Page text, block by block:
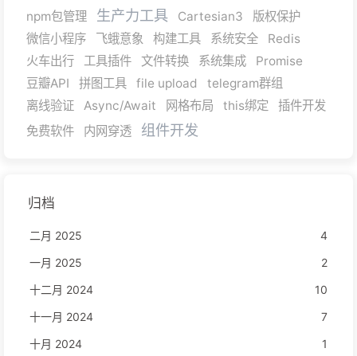
npm包管理
生产力工具 Cartesian3
版权保护
微信小程序
飞蛾意象 构建工具 系统安全
Redis
火车出行
工具插件 文件转换 系统集成
Promise
豆瓣API
拼图工具 file upload
telegram群组
离线验证
Async/Await 网格布局 this绑定
插件开发
免费软件
内网穿透 组件开发
归档
二月 2025
4
一月 2025
2
十二月 2024
10
十一月 2024
7
十月 2024
1